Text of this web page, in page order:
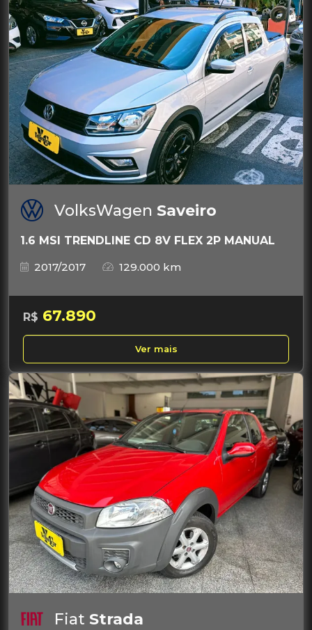
VolksWagen Saveiro
1.6 MSI TRENDLINE CD 8V FLEX 2P MANUAL
2017/2017
129.000 km
R$ 67.890
Ver mais
Fiat Strada